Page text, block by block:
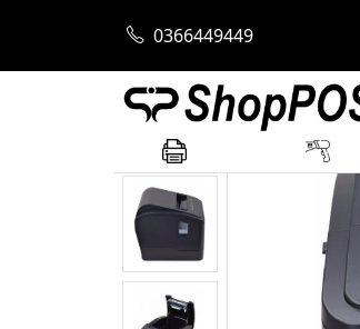
0366449449
Trang chủ Máy In Hóa Đơn